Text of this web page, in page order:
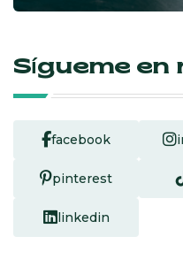
Sígueme en
facebook
pinterest
linkedin